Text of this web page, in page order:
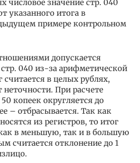
числовое значение стр. 040
указанного итога в
примере контрольном
допускается
040 из-за арифметической
в целых рублях,
При расчете
копеек округляется до
– отбрасывается. Так как
из регистров, то итог
в меньшую, так и в большую
считается отклонение до 1